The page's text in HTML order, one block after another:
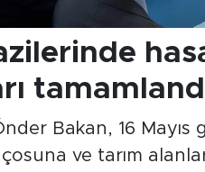
Bakan, 16 Mayıs
ve tarım